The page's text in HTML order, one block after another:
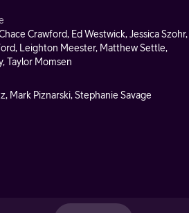
Crawford, Ed Westwick, Jessica Szohr,
Leighton Meester, Matthew Settle,
Taylor Momsen
Mark Piznarski, Stephanie Savage